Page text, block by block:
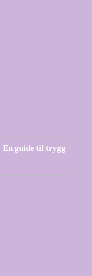
En guide til trygg